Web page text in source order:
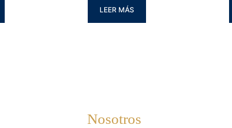
LEER MÁS
Nosotros